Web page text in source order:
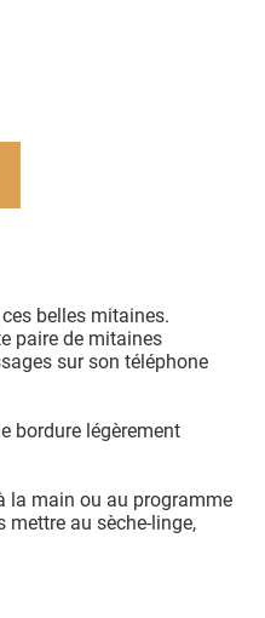
belles mitaines.
paire de mitaines
sur son téléphone
bordure légèrement
la main ou au programme
mettre au sèche-linge,